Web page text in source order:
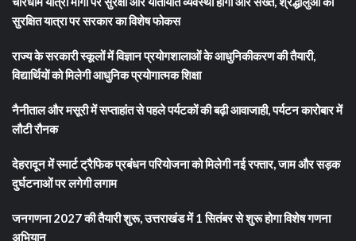
सुरक्षित यात्रा पर सरकार का विशेष फोकस
राज्य के सरकारी स्कूलों में विज्ञान प्रयोगशालाओं के आधुनिकीकरण की तैयारी,
विद्यार्थियों को मिलेगी आधुनिक प्रयोगात्मक शिक्षा
नैनीताल और मसूरी में सप्ताहांत से पहले पर्यटकों की बढ़ी आवाजाही, पर्यटन कारोबार में
लौटी रौनक
देहरादून में स्मार्ट ट्रैफिक प्रबंधन परियोजना को मिलेगी नई रफ्तार, जाम और सड़क
दुर्घटनाओं पर लगेगी लगाम
जनगणना 2027 की तैयारी शुरू, उत्तराखंड में 1 सितंबर से शुरू होगा विशेष गणना
अभियान